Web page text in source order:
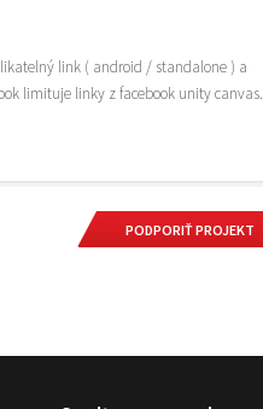
link ( android / standalone ) a
limituje linky z facebook unity canvas.